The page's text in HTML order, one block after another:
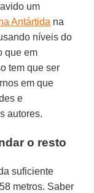
um
Antártida na
níveis do
que em
tem que ser
em que
e
autores.
o resto
suficiente
metros. Saber